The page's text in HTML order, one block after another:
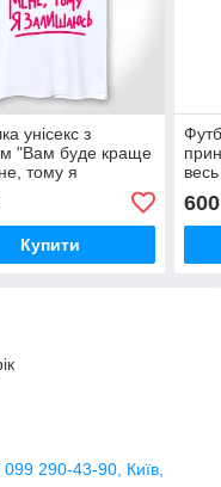
унісекс з
"Вам буде краще
тому я
Купити
600
290-43-90, Київ,